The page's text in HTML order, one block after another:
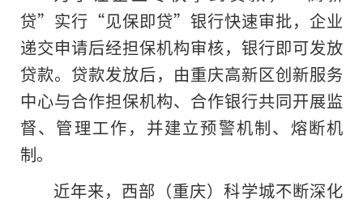
贷”实行“见保即贷”银行快速审批，企业
递交申请后经担保机构审核，银行即可发放
贷款。贷款发放后，由重庆高新区创新服务
中心与合作担保机构、合作银行共同开展监
督、管理工作，并建立预警机制、熔断机
制。
近年来，西部（重庆）科学城不断深化